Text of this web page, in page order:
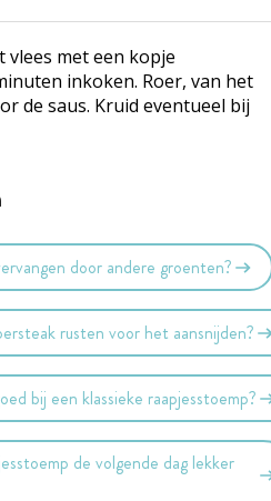
vlees met een kopje
inkoken. Roer, van het
de saus. Kruid eventueel bij
door andere groenten?
rusten voor het aansnijden?
bij een klassieke raapjesstoemp?
de volgende dag lekker